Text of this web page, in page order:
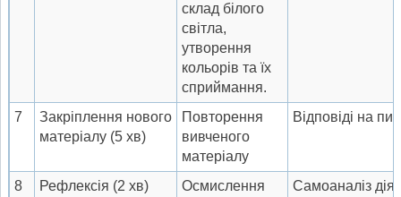
склад білого
світла,
утворення
кольорів та їх
сприймання.
7
Закріплення нового
матеріалу (5 хв)
Повторення
вивченого
матеріалу
Відповіді на
8 Рефлексія (2 хв)
Осмислення
Самоаналіз